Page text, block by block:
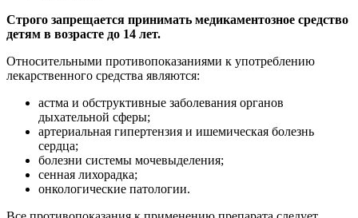
Строго запрещается принимать медикаментозное средство
детям в возрасте до 14 лет.
Относительными противопоказаниями к употреблению
лекарственного средства являются:
астма и обструктивные заболевания органов
дыхательной сферы;
артериальная гипертензия и ишемическая болезнь
сердца;
болезни системы мочевыделения;
сенная лихорадка;
онкологические патологии.